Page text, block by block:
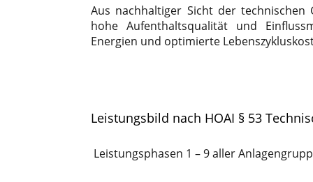
Aus nachhaltiger Sicht der
hohe Aufenthaltsqualität und
Energien und optimierte
Leistungsbild nach HOAI § 53
Leistungsphasen 1 – 9 aller